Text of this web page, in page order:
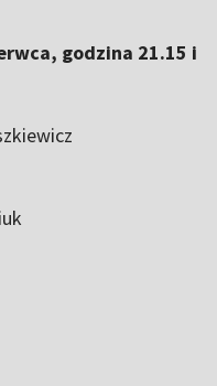
godzina 21.15 i